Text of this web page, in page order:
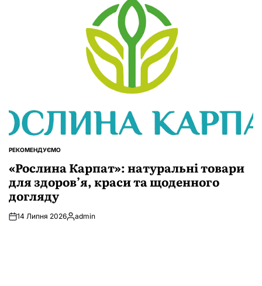
ОПУБЛІКУВАТИ
РЕКОМЕНДУЄМО
«Рослина Карпат»: натуральні товари
для здоров’я, краси та щоденного
догляду
14 Липня 2026Опубліковано
admin